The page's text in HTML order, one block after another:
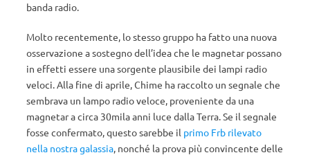
banda radio.
Molto recentemente, lo stesso gruppo ha fatto una nuova
osservazione a sostegno dell’idea che le magnetar possano
in effetti essere una sorgente plausibile dei lampi radio
veloci. Alla fine di aprile, Chime ha raccolto un segnale che
sembrava un lampo radio veloce, proveniente da una
magnetar a circa 30mila anni luce dalla Terra. Se il segnale
fosse confermato, questo sarebbe il primo Frb rilevato
nella nostra galassia, nonché la prova più convincente delle